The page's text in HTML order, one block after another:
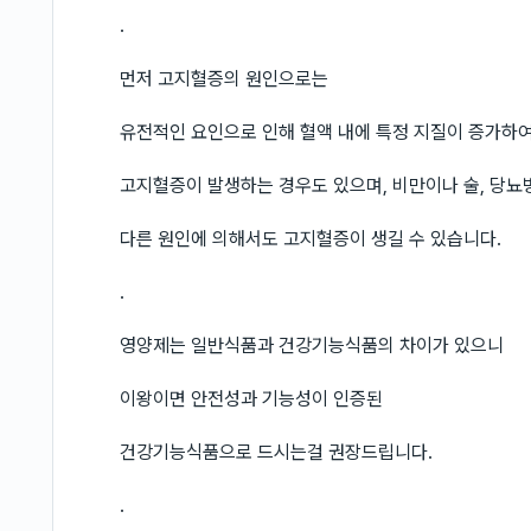
.
먼저 고지혈증의 원인으로는
유전적인 요인으로 인해 혈액 내에 특정 지질이 증가하
고지혈증이 발생하는 경우도 있으며, 비만이나 술, 당뇨
다른 원인에 의해서도 고지혈증이 생길 수 있습니다.
.
영양제는 일반식품과 건강기능식품의 차이가 있으니
이왕이면 안전성과 기능성이 인증된
건강기능식품으로 드시는걸 권장드립니다.
.